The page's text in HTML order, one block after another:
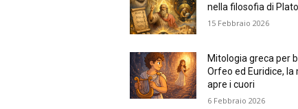
nella filosofia di
15 Febbraio 2026
Mitologia greca per
Orfeo ed Euridice, la
apre i cuori
6 Febbraio 2026